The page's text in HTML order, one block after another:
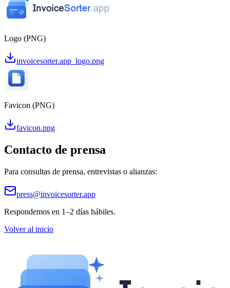
Logo (PNG)
invoicesorter.app_logo.png
Favicon (PNG)
favicon.png
Contacto de prensa
Para consultas de prensa, entrevistas o alianzas:
press@invoicesorter.app
Respondemos en 1–2 días hábiles.
Volver al inicio